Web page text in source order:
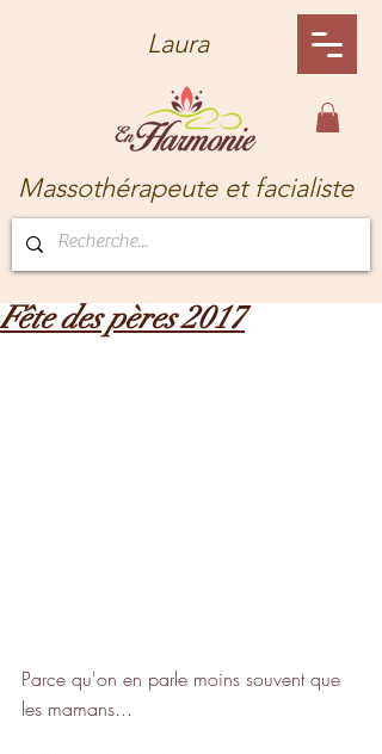
Laura
Massothérapeute et facialiste
Fête des pères 2017
Parce qu'on en parle moins souvent que
les mamans...